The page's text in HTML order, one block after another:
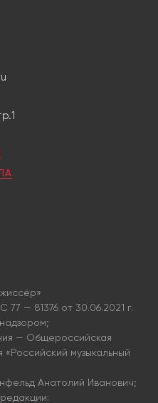
— 81376 от 30.06.2021 г.
— Общероссийская
музыкальный
Анатолий Иванович;